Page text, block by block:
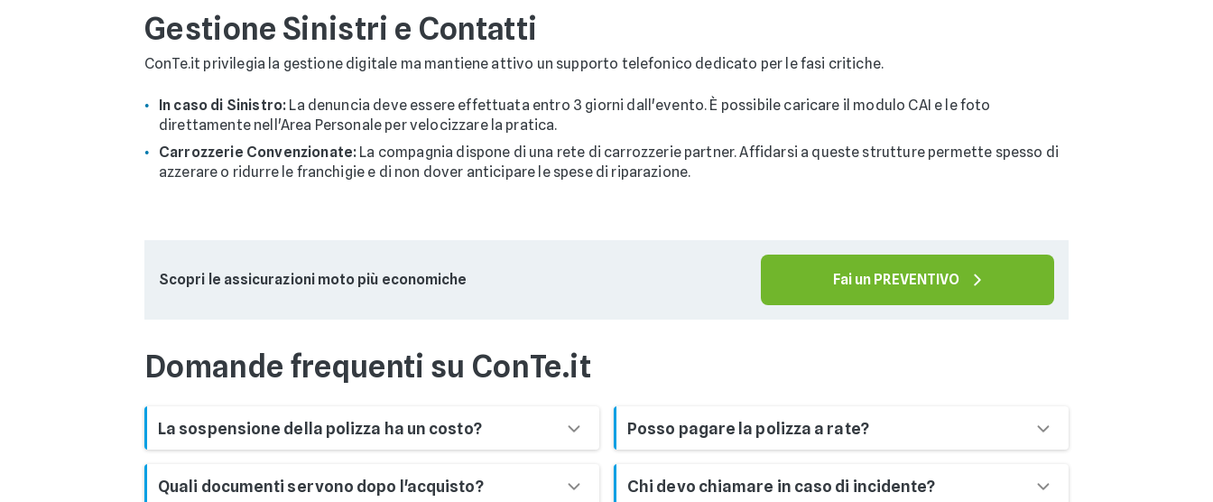
Gestione Sinistri e Contatti
ConTe.it privilegia la gestione digitale ma mantiene attivo un supporto telefonico dedicato per le fasi critiche.
In caso di Sinistro: La denuncia deve essere effettuata entro 3 giorni dall'evento. È possibile caricare il modulo CAI e le foto
direttamente nell'Area Personale per velocizzare la pratica.
Carrozzerie Convenzionate: La compagnia dispone di una rete di carrozzerie partner. Affidarsi a queste strutture permette spesso di
azzerare o ridurre le franchigie e di non dover anticipare le spese di riparazione.
Scopri le assicurazioni moto più economiche Fai un PREVENTIVO
Domande frequenti su ConTe.it
La sospensione della polizza ha un costo?
la riattivazione sono gratuite. È un servizio incluso che
Posso pagare la polizza a rate?
semestrale tramite carta di credito o bonifico. In alcuni periodi
Quali documenti servono dopo l'acquisto? Chi devo chiamare in caso di incidente?